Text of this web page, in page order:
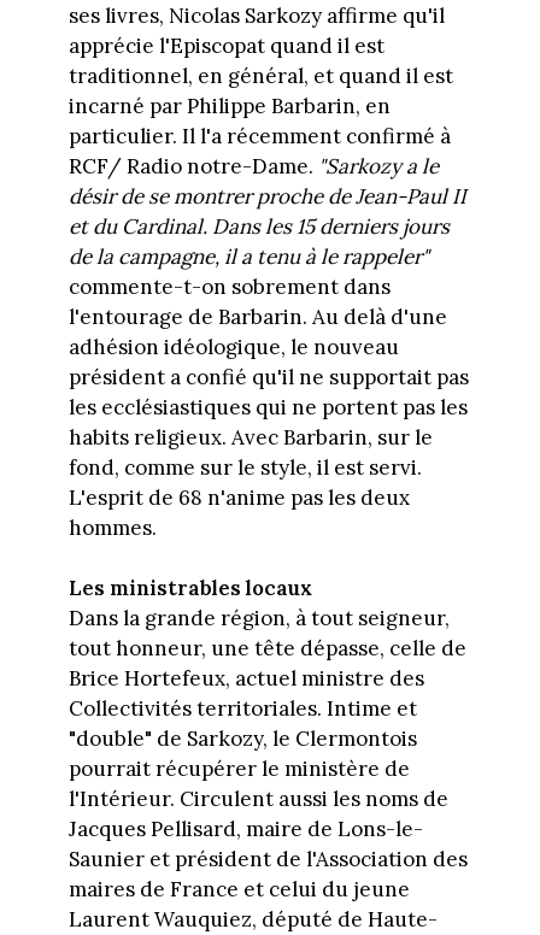
ses livres, Nicolas Sarkozy affirme qu'il
apprécie l'Episcopat quand il est
traditionnel, en général, et quand il est
incarné par Philippe Barbarin, en
particulier. Il l'a récemment confirmé à
RCF/ Radio notre-Dame. "Sarkozy a le
désir de se montrer proche de Jean-Paul II
et du Cardinal. Dans les 15 derniers jours
de la campagne, il a tenu à le rappeler"
commente-t-on sobrement dans
l'entourage de Barbarin. Au delà d'une
adhésion idéologique, le nouveau
président a confié qu'il ne supportait pas
les ecclésiastiques qui ne portent pas les
habits religieux. Avec Barbarin, sur le
fond, comme sur le style, il est servi.
L'esprit de 68 n'anime pas les deux
hommes.
Les ministrables locaux
Dans la grande région, à tout seigneur,
tout honneur, une tête dépasse, celle de
Brice Hortefeux, actuel ministre des
Collectivités territoriales. Intime et
"double" de Sarkozy, le Clermontois
pourrait récupérer le ministère de
l'Intérieur. Circulent aussi les noms de
Jacques Pellisard, maire de Lons-le-
Saunier et président de l'Association des
maires de France et celui du jeune
Laurent Wauquiez, député de Haute-